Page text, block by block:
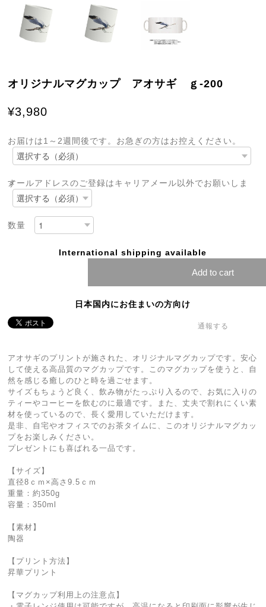
オリジナルマグカップ アオサギ ｇ-200
¥3,980
お届けは1～2週間後です。お急ぎの方はお控えください。
メールアドレスのご登録はキャリアメール以外でお願いします
数量
International shipping available
Add to cart
日本国内にお住まいの方向け
通報する
アオサギのプリントが施された、オリジナルマグカップです。安心
して使える高品質のマグカップです。このマグカップを使うと、自
然を感じる癒しのひと時を過ごせます。
サイズもちょうど良く、飲み物がたっぷり入るので、お気に入りの
ティーやコーヒーを飲むのに最適です。また、丈夫で割れにくい素
材を使っているので、長く愛用していただけます。
是非、自宅やオフィスでのお茶タイムに、このオリジナルマグカッ
プをお楽しみください。
プレゼントにも喜ばれる一品です。
【サイズ】
直径8ｃｍ×高さ9.5ｃｍ
重量：約350g
容量：350ml
【素材】
陶器
【プリント方法】
昇華プリント
【マグカップ利用上の注意点】